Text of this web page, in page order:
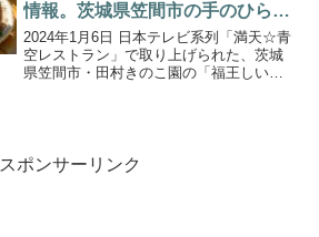
情報。茨城県笠間市の手のひらサ
イズの椎茸。
2024年1月6日 日本テレビ系列「満天☆青
空レストラン」で取り上げられた、茨城
県笠間市・田村きのこ園の「福王しいた
スポンサーリンク